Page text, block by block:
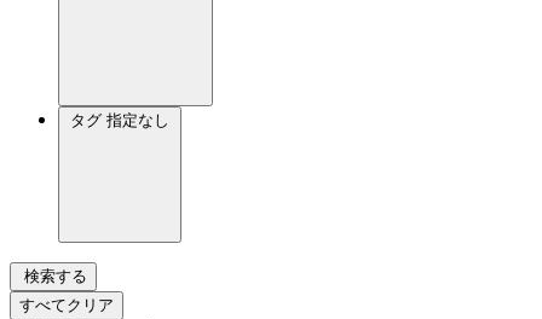
タグ 指定なし
検索する
すべてクリア